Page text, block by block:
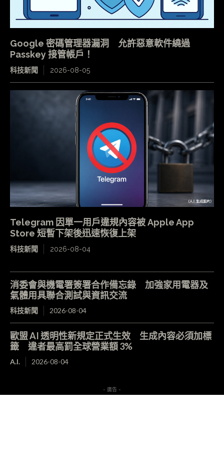
Google 密碼管理器漏洞 允許惡意軟件繞過
Passkey 接管帳戶！
科技新聞 2026-08-05
Telegram 因單一用戶違規內容被 Apple App
Store 短暫下架後迅速恢復上架
科技新聞 2026-08-04
消委會與機電署簽署合作備忘錄 加強家用電器及
氣體用具聯合測試與資訊交流
科技新聞 2026-08-04
歐盟 AI 透明性新規定正式生效 生成內容必須加標
籤 違者最高罰全球營業額 3%
A.I. 2026-08-04
- 廣告 -